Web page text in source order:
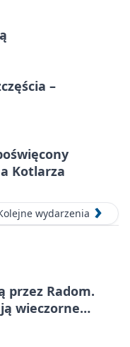
–
Kotlarza
wydarzenia
przez Radom.
wieczorne